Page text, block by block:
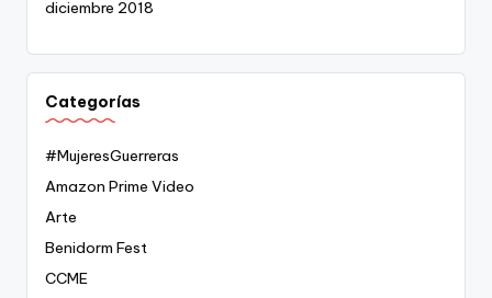
diciembre 2018
Categorías
#MujeresGuerreras
Amazon Prime Video
Arte
Benidorm Fest
CCME